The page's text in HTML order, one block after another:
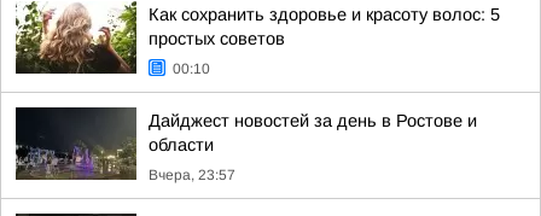
Как сохранить здоровье и красоту волос: 5
простых советов
00:10
Дайджест новостей за день в Ростове и
области
Вчера, 23:57